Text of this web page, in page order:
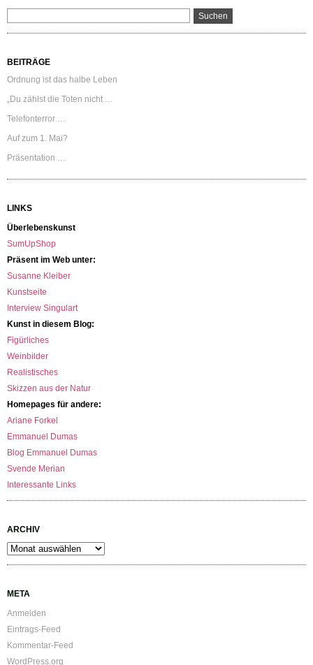
BEITRÄGE
Ordnung ist das halbe Leben
„Du zählst die Toten nicht …
Telefonterror …
Auf zum 1. Mai?
Präsentation …
LINKS
Überlebenskunst
SumUpShop
Präsent im Web unter:
Susanne Kleiber
Kunstseite
Interview Singulart
Kunst in diesem Blog:
Figürliches
Weinbilder
Realistisches
Skizzen aus der Natur
Homepages für andere:
Ariane Forkel
Emmanuel Dumas
Blog Emmanuel Dumas
Svende Merian
Interessante Links
ARCHIV
Archiv
META
Anmelden
Eintrags-Feed
Kommentar-Feed
WordPress.org